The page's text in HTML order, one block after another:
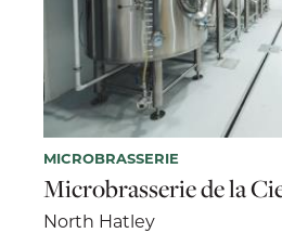
MICROBRASSERIE
Microbrasserie de la
North Hatley